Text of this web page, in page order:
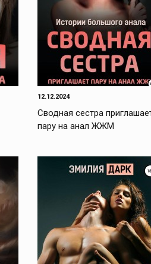
12.12.2024
Сводная сестра
пару на анал ЖЖМ